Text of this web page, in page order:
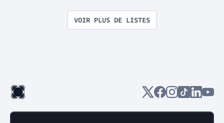
VOIR PLUS DE LISTES